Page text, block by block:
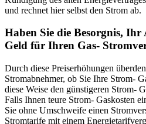
und rechnet hier selbst den Strom ab.
Haben Sie die Besorgnis,
Geld für Ihren Gas-
Durch diese Preiserhöhungen
Stromabnehmer, ob Sie Ihre Strom-
diese Weise den günstigeren Strom-
Falls Ihnen teure Strom- Gaskosten
Sie ohne Umschweife einen
Stromtarife mit einem